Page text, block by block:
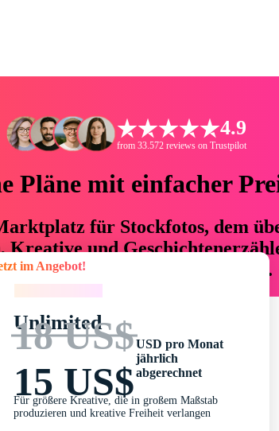
4.9
from 33.572 reviews on Trustpilot
Pläne mit einfacher
für Stockfotos, dem
und
% an Zeit und Budget einsparen.
im Angebot!
Unlimited
18 US$
15 US$
USD pro Monat
jährlich
abgerechnet
Für größere Kreative, die in großem Maßstab
produzieren und kreative Freiheit verlangen